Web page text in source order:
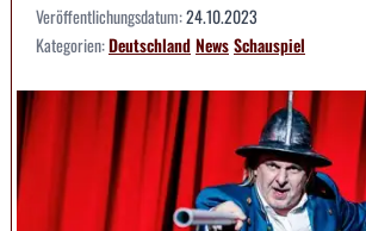
Veröffentlichungsdatum:24.10.2023
Kategorien:DeutschlandNewsSchauspiel